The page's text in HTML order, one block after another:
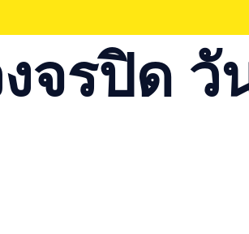
จรปิด วั